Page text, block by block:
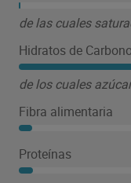
de las cuales
Hidratos de
de los cuales
Fibra alimentaria
Proteínas